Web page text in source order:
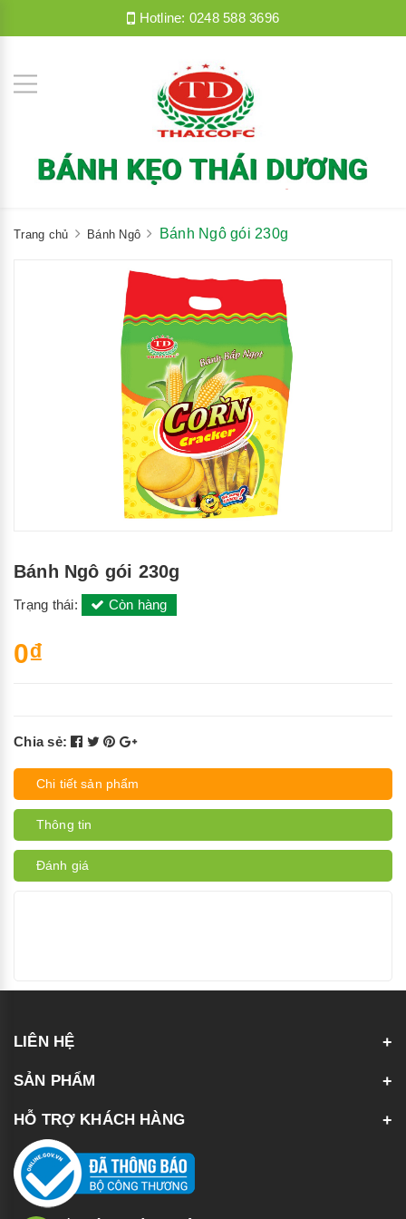
Hotline: 0248 588 3696
Trang chủ Bánh Ngô Bánh Ngô gói 230g
Bánh Ngô gói 230g
Trạng thái: Còn hàng
0₫
Chia sẻ:
Chi tiết sản phẩm
Thông tin
Đánh giá
LIÊN HỆ
SẢN PHẨM
HỖ TRỢ KHÁCH HÀNG